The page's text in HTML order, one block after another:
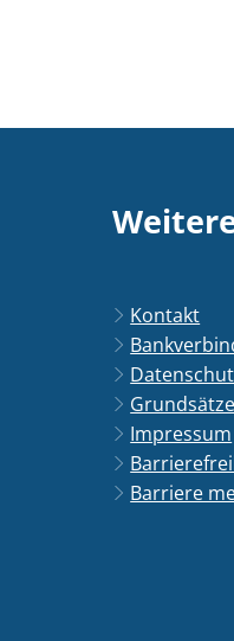
Kontakt
Impressum
Barriere